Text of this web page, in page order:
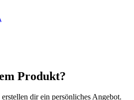
Produkt?
dir ein persönliches Angebot.